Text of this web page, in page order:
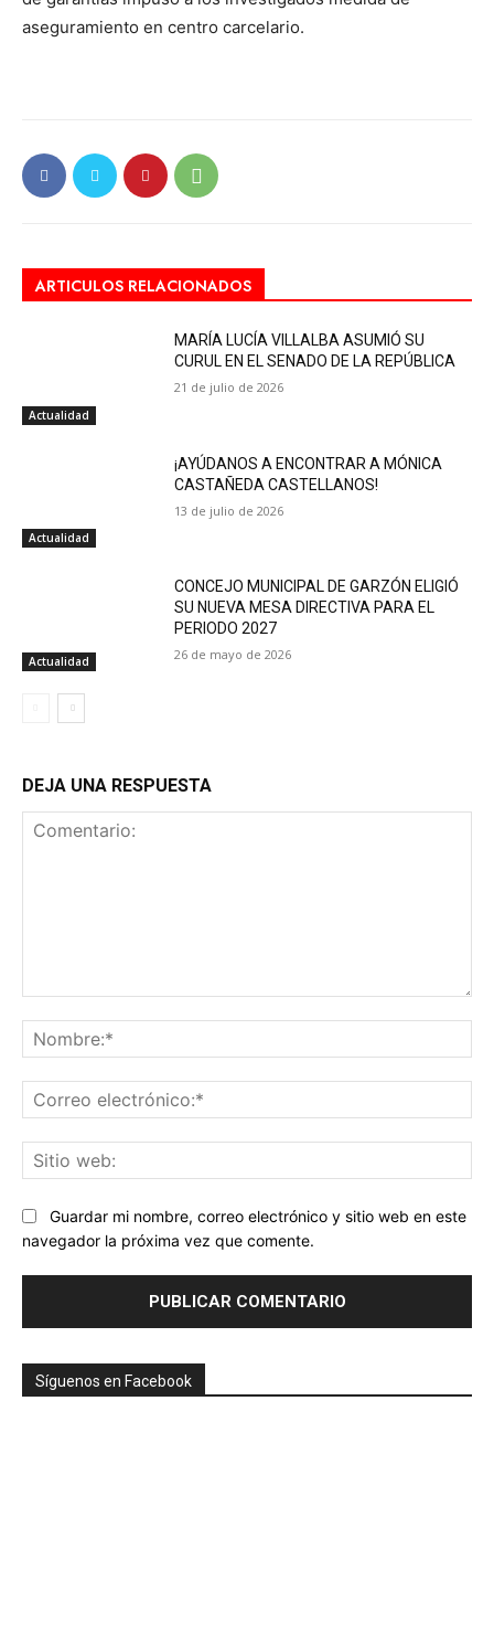
aseguramiento en centro carcelario.
ARTICULOS RELACIONADOS
Actualidad
MARÍA LUCÍA VILLALBA ASUMIÓ SU
CURUL EN EL SENADO DE LA REPÚBLICA
21 de julio de 2026
Actualidad
¡AYÚDANOS A ENCONTRAR A MÓNICA
CASTAÑEDA CASTELLANOS!
13 de julio de 2026
Actualidad
CONCEJO MUNICIPAL DE GARZÓN ELIGIÓ
SU NUEVA MESA DIRECTIVA PARA EL
PERIODO 2027
26 de mayo de 2026
DEJA UNA RESPUESTA
Guardar mi nombre, correo electrónico y sitio web en este
navegador la próxima vez que comente.
Síguenos en Facebook